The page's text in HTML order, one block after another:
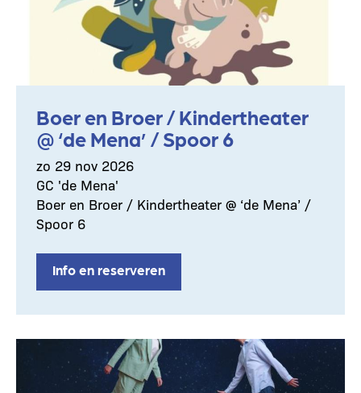
Boer en Broer / Kindertheater
@ ‘de Mena’ / Spoor 6
zo 29 nov 2026
GC 'de Mena'
Boer en Broer / Kindertheater @ ‘de Mena’ /
Spoor 6
Info en reserveren